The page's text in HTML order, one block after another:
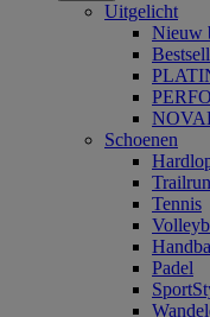
Uitgelicht
Nieuw
Schoenen
Tennis
Padel